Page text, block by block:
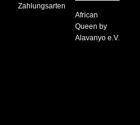
Zahlungsarten
African
Queen by
Alavanyo e.V.